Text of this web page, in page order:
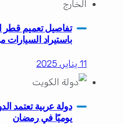
تفاصيل تعميم قطر
باستيراد السيارات
11 يناير، 2025
دولة عربية تعتمد
يوميًا في رمضان